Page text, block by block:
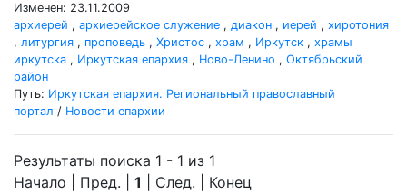
Изменен: 23.11.2009
архиерей , архиерейское служение , диакон , иерей , хиротония
, литургия , проповедь , Христос , храм , Иркутск , храмы
иркутска , Иркутская епархия , Ново-Ленино , Октябрьский
район
Путь: Иркутская епархия. Региональный православный
портал / Новости епархии
Результаты поиска 1 - 1 из 1
Начало | Пред. | 1 | След. | Конец